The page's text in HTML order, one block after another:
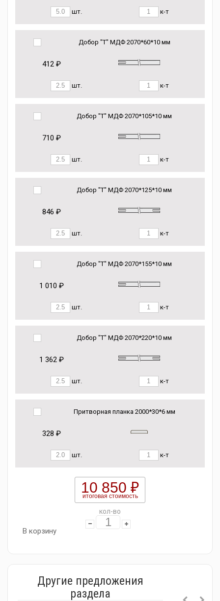
шт. к-т
Добор "Т" МДФ 2070*60*10 мм
412 ₽
шт. к-т
Добор "Т" МДФ 2070*105*10 мм
710 ₽
шт. к-т
Добор "Т" МДФ 2070*125*10 мм
846 ₽
шт. к-т
Добор "Т" МДФ 2070*155*10 мм
1 010 ₽
шт. к-т
Добор "Т" МДФ 2070*220*10 мм
1 362 ₽
шт. к-т
Притворная планка 2000*30*6 мм
328 ₽
шт. к-т
10 850 ₽
итоговая стоимость
кол-во
В корзину
Другие предложения
раздела